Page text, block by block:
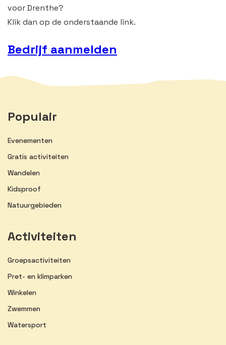
voor Drenthe?
Klik dan op de onderstaande link.
Bedrijf aanmelden
Populair
Evenementen
Gratis activiteiten
Wandelen
Kidsproof
Natuurgebieden
Activiteiten
Groepsactiviteiten
Pret- en klimparken
Winkelen
Zwemmen
Watersport